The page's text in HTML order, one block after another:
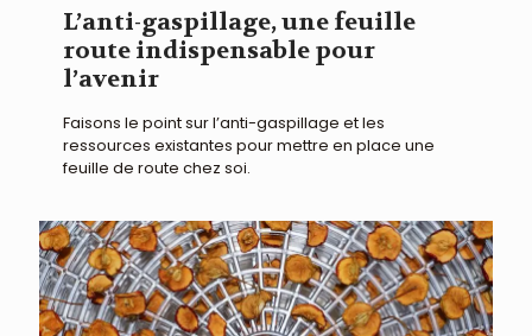
L’anti-gaspillage, une feuille
route indispensable pour
l’avenir
Faisons le point sur l’anti-gaspillage et les
ressources existantes pour mettre en place une
feuille de route chez soi.